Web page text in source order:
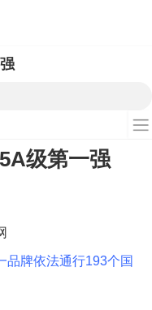
级第一强
品牌依法通行193个国